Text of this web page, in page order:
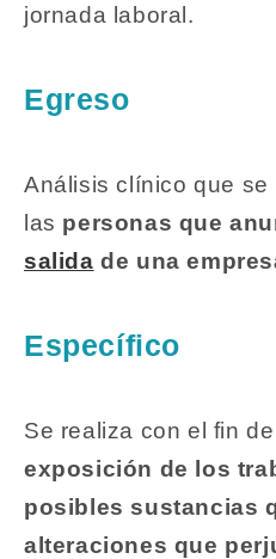
jornada laboral.
Egreso
Análisis clínico que se
las personas que
salida de una
Específico
Se realiza con el fin de
exposición de los
posibles sustancias
alteraciones que